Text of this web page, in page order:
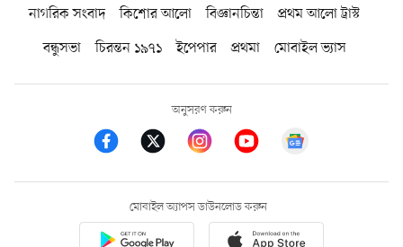
নাগরিক সংবাদ কিশোর আলো বিজ্ঞানচিন্তা
প্রথম আলো ট্রাস্ট
বন্ধুসভা
চিরন্তন ১৯৭১ ইপেপার প্রথমা মোবাইল ভ্যাস
অনুসরণ করুন
মোবাইল অ্যাপস ডাউনলোড করুন